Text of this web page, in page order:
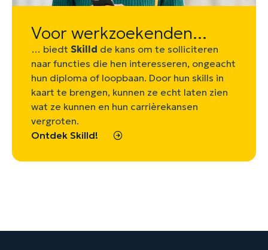
Voor werkzoekenden...
… biedt Skilld de kans om te solliciteren
naar functies die hen interesseren, ongeacht
hun diploma of loopbaan. Door hun skills in
kaart te brengen, kunnen ze echt laten zien
wat ze kunnen en hun carrièrekansen
vergroten.
Ontdek Skilld!